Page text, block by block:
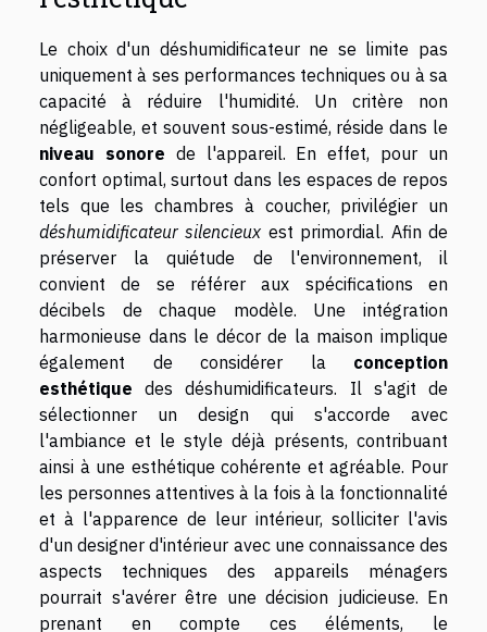
Le choix d'un déshumidificateur ne se limite pas
uniquement à ses performances techniques ou à sa
capacité à réduire l'humidité. Un critère non
négligeable, et souvent sous-estimé, réside dans le
niveau sonore de l'appareil. En effet, pour un
confort optimal, surtout dans les espaces de repos
tels que les chambres à coucher, privilégier un
déshumidificateur silencieux est primordial. Afin de
préserver la quiétude de l'environnement, il
convient de se référer aux spécifications en
décibels de chaque modèle. Une intégration
harmonieuse dans le décor de la maison implique
également de considérer la conception
esthétique des déshumidificateurs. Il s'agit de
sélectionner un design qui s'accorde avec
l'ambiance et le style déjà présents, contribuant
ainsi à une esthétique cohérente et agréable. Pour
les personnes attentives à la fois à la fonctionnalité
et à l'apparence de leur intérieur, solliciter l'avis
d'un designer d'intérieur avec une connaissance des
aspects techniques des appareils ménagers
pourrait s'avérer être une décision judicieuse. En
prenant en compte ces éléments, le